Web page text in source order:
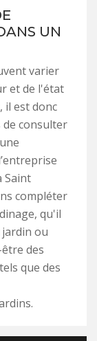
UN
varier
et de l'état
il est donc
consulter
Saint
compléter
qu'il
ou
des
que des